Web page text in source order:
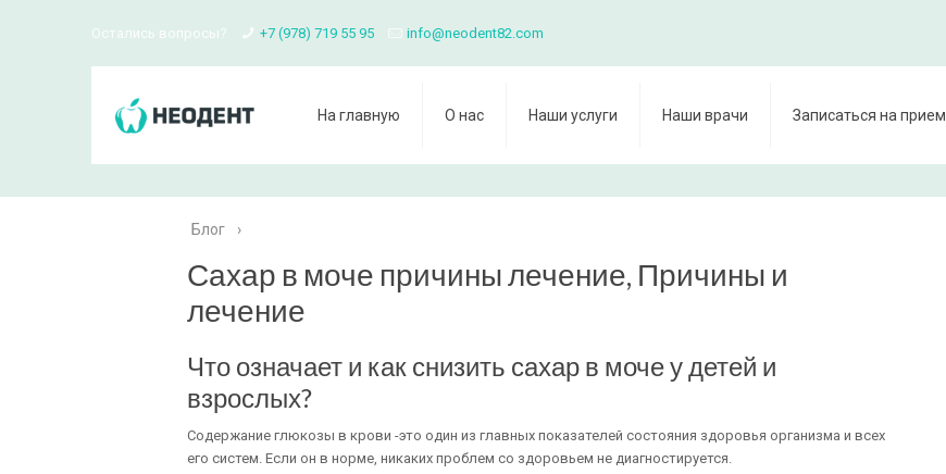
Остались вопросы? +7 (978) 719 55 95 info@neodent82.com
На главную О нас Наши услуги Наши врачи Записаться на прием
Блог ›
Сахар в моче причины лечение, Причины и
лечение
Что означает и как снизить сахар в моче у детей и
взрослых?
Содержание глюкозы в крови -это один из главных показателей состояния здоровья организма и всех
его систем. Если он в норме, никаких проблем со здоровьем не диагностируется.